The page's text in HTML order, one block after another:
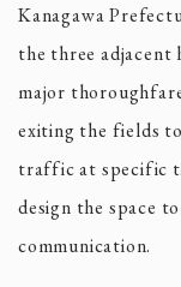
Kanagawa
the three adjacent
major
exiting the fields
traffic at specific
design the space
communication.